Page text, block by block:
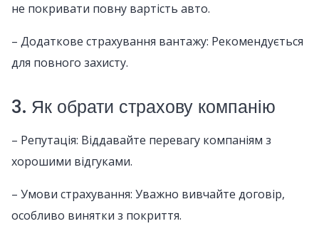
не покривати повну вартість авто.
– Додаткове страхування вантажу: Рекомендується
для повного захисту.
3. Як обрати страхову компанію
– Репутація: Віддавайте перевагу компаніям з
хорошими відгуками.
– Умови страхування: Уважно вивчайте договір,
особливо винятки з покриття.